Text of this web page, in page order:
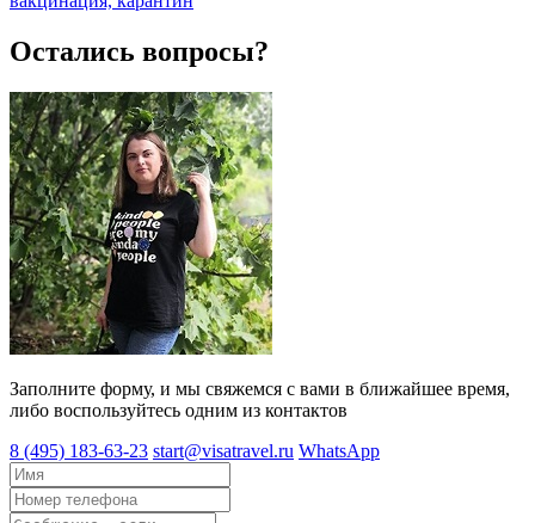
Остались вопросы?
Заполните форму, и мы свяжемся с вами в ближайшее время,
либо воспользуйтесь одним из контактов
8 (495) 183-63-23 start@visatravel.ru WhatsApp